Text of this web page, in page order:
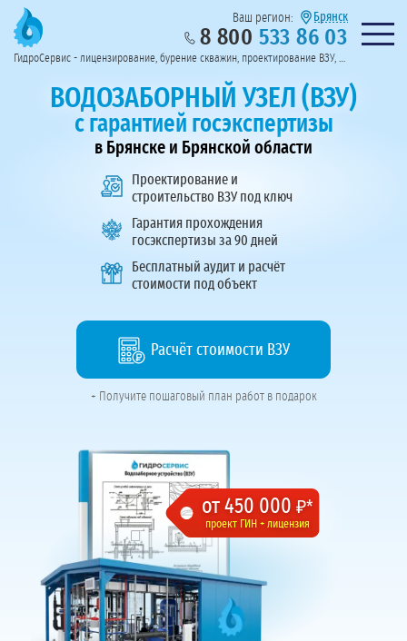
Предоставим полный пакет документов
Пригласить в тендер
Колл-центр на связи с 9:00 до 19:00
Перезвоните мне!
Ваш регион: Брянск
8 800 533 86 03 Нужна
ГидроСервис - лицензирование, бурение скважин, проектирование ВЗУ, системы водоподготовки
ВОДОЗАБОРНЫЙ УЗЕЛ (ВЗУ)
с гарантией госэкспертизы
в Брянске и Брянской области
Проектирование и
строительство ВЗУпод ключ
Гарантия прохождения
госэкспертизы за 90 дней
Бесплатный аудит и расчёт
стоимости под объект
Расчёт стоимости ВЗУ
+ Получите пошаговый план работ в подарок
от 450 000 ₽*
проект ГИН + лицензия